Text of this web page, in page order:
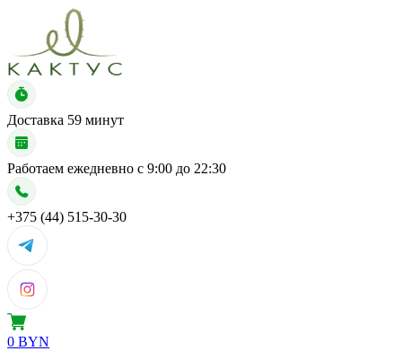
Доставка 59 минут
Работаем ежедневно с 9:00 до 22:30
+375 (44) 515-30-30
0 BYN